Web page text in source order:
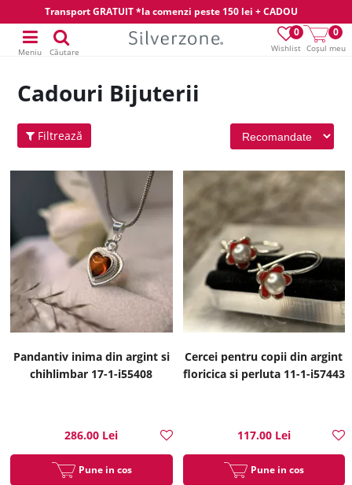
Transport GRATUIT *la comenzi peste 150 lei + CADOU
Wishlist
0
Coșul meu
0
Meniu Căutare
Cadouri Bijuterii
Filtrează
Pandantiv inima din argint si
chihlimbar 17-1-i55408
286.00 Lei
Pune in cos
Cercei pentru copii din argint
floricica si perluta 11-1-i57443
117.00 Lei
Pune in cos